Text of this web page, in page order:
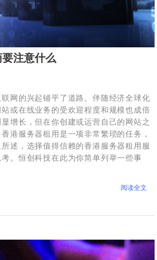
注意什么
网的兴起铺平了道路。伴随经济全球化
或在线业务的受欢迎程度和规模也成倍
增长，但在你创建或运营自己的网站之
港服务器租用是一项非常繁琐的任务，
述，选择值得信赖的香港服务器租用服
。恒创科技在此为你简单列举一些事
阅读全文